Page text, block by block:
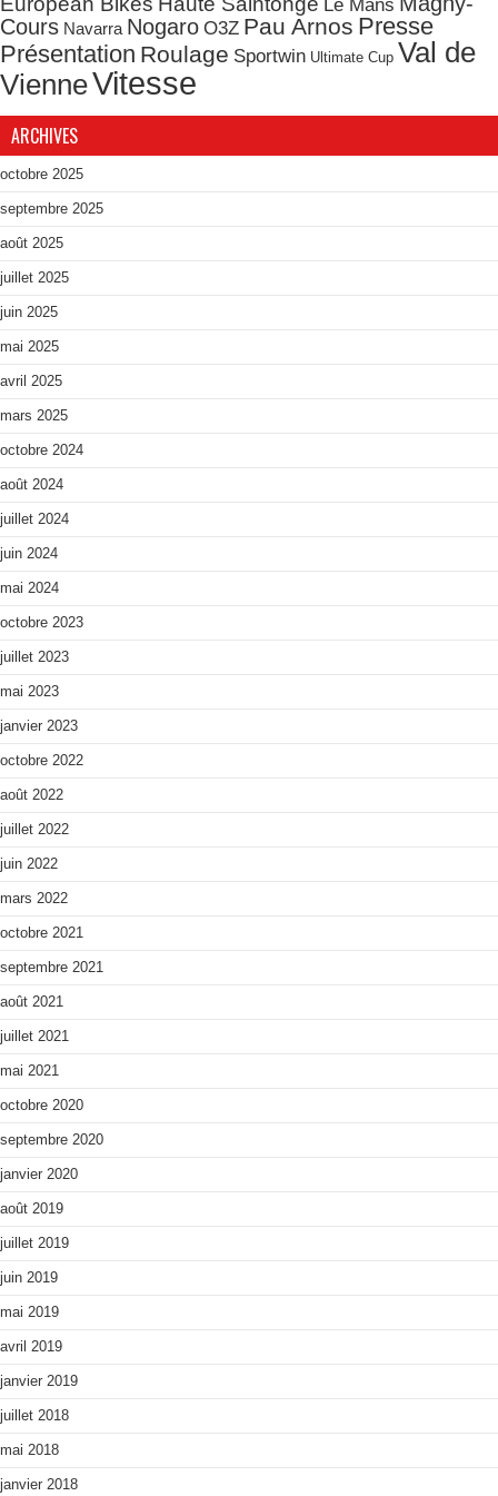
Le Mans
Cours Navarra Nogaro O3Z Pau Arnos Presse
Présentation Roulage Sportwin Ultimate Cup Val de
VienneVitesse
ARCHIVES
octobre 2025
septembre 2025
août 2025
juillet 2025
juin 2025
mai 2025
avril 2025
mars 2025
octobre 2024
août 2024
juillet 2024
juin 2024
mai 2024
octobre 2023
juillet 2023
mai 2023
janvier 2023
octobre 2022
août 2022
juillet 2022
juin 2022
mars 2022
octobre 2021
septembre 2021
août 2021
juillet 2021
mai 2021
octobre 2020
septembre 2020
janvier 2020
août 2019
juillet 2019
juin 2019
mai 2019
avril 2019
janvier 2019
juillet 2018
mai 2018
janvier 2018